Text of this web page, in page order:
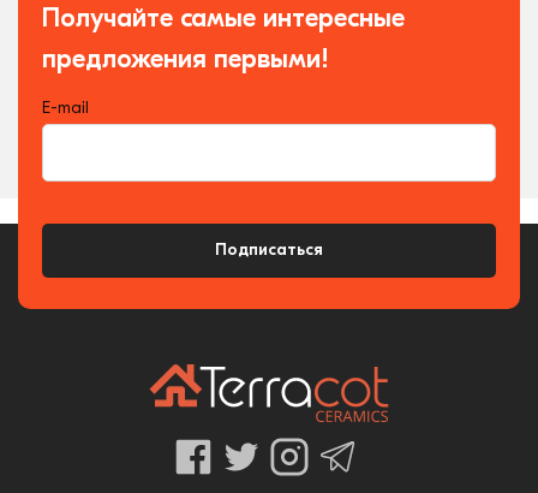
Получайте самые интересные
предложения первыми!
E-mail
Подписаться